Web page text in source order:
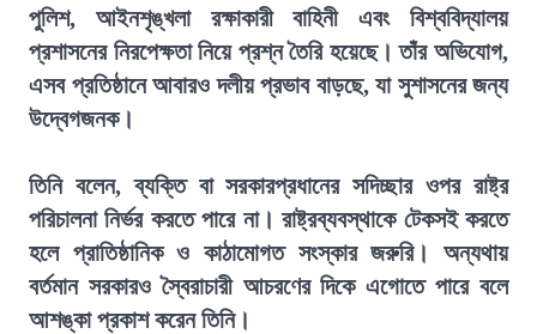
পুলিশ, আইনশৃঙ্খলা রক্ষাকারী বাহিনী এবং বিশ্ববিদ্যালয়
প্রশাসনের নিরপেক্ষতা নিয়ে প্রশ্ন তৈরি হয়েছে। তাঁর অভিযোগ,
এসব প্রতিষ্ঠানে আবারও দলীয় প্রভাব বাড়ছে, যা সুশাসনের জন্য
উদ্বেগজনক।
তিনি বলেন, ব্যক্তি বা সরকারপ্রধানের সদিচ্ছার ওপর রাষ্ট্র
পরিচালনা নির্ভর করতে পারে না। রাষ্ট্রব্যবস্থাকে টেকসই করতে
হলে প্রাতিষ্ঠানিক ও কাঠামোগত সংস্কার জরুরি। অন্যথায়
বর্তমান সরকারও স্বৈরাচারী আচরণের দিকে এগোতে পারে বলে
আশঙ্কা প্রকাশ করেন তিনি।